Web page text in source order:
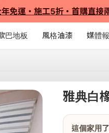
免運・施工5折・首購直接
巴地板 風格油漆 媒體
雅典白
這個家用